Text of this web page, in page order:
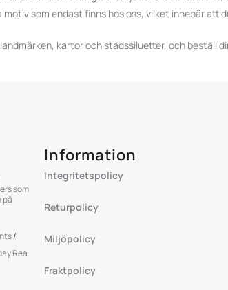
som endast finns hos oss, vilket innebär att
kartor och stadssiluetter, och beställ
som
på
/
Rea
Information
Integritetspolicy
Returpolicy
Miljöpolicy
Fraktpolicy